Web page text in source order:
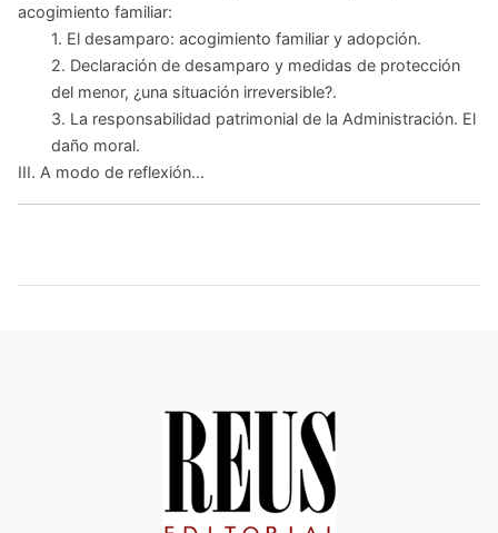
acogimiento familiar:
1. El desamparo: acogimiento familiar y adopción.
2. Declaración de desamparo y medidas de protección
del menor, ¿una situación irreversible?.
3. La responsabilidad patrimonial de la Administración. El
daño moral.
III. A modo de reflexión…